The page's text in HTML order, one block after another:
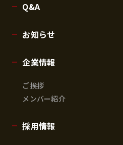
Q&A
お知らせ
企業情報
ご挨拶
メンバー紹介
採用情報